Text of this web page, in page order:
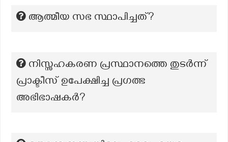
ആത്മീയ സഭ സ്ഥാപിച്ചത്?
നിസ്സഹകരണ പ്രസ്ഥാനത്തെ തുടർന്ന്
പ്രാക്ടീസ് ഉപേക്ഷിച്ച പ്രഗത്ഭ
അഭിഭാഷകർ?